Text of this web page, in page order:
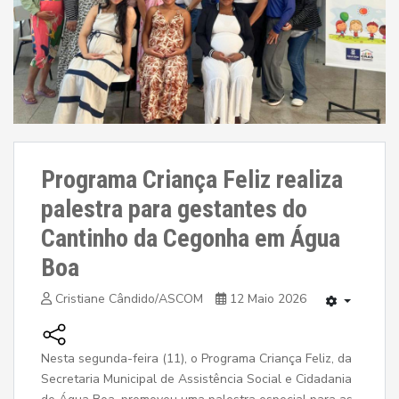
Programa Criança Feliz realiza
palestra para gestantes do
Cantinho da Cegonha em Água
Boa
Cristiane Cândido/ASCOM 12 Maio 2026
Nesta segunda-feira (11), o Programa Criança Feliz, da
Secretaria Municipal de Assistência Social e Cidadania